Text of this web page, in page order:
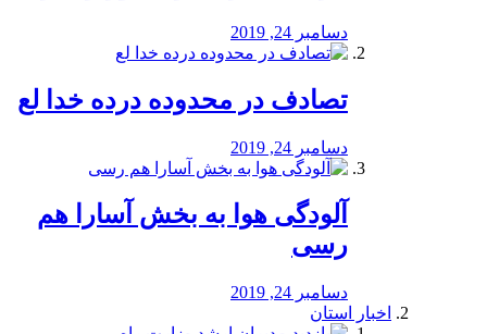
دسامبر 24, 2019
تصادف در محدوده درده خدا لع
دسامبر 24, 2019
آلودگی هوا به بخش آسارا هم
رسی
دسامبر 24, 2019
اخبار استان